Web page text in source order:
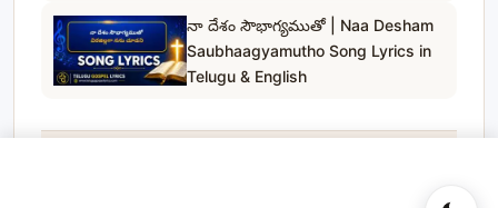
నా దేశం సౌభాగ్యముతో | Naa Desham
Saubhaagyamutho Song Lyrics in
Telugu & English